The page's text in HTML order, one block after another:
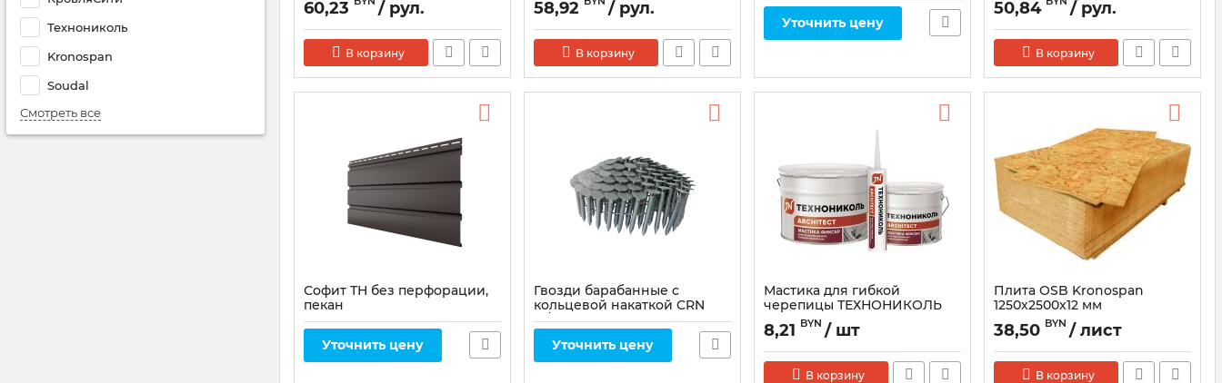
Технониколь
Kronospan
Soudal
Смотреть все
60,23 / рул.
В корзину
58,92 / рул.
В корзину
(60мм*25м)
Уточнить цену
(20мм*50м)
50,84 / рул.
В корзину
Софит ТН без перфорации,
пекан
Артикул:697194
Уточнить цену
Гвозди барабанные с
кольцевой накаткой CRN
31/32 BKRI cnk, шт
Уточнить цену
Мастика для гибкой
черепицы ТЕХНОНИКОЛЬ
8,21 BYN / шт
В корзину
Плита OSB Kronospan
1250х2500x12 мм
38,50 BYN / лист
В корзину